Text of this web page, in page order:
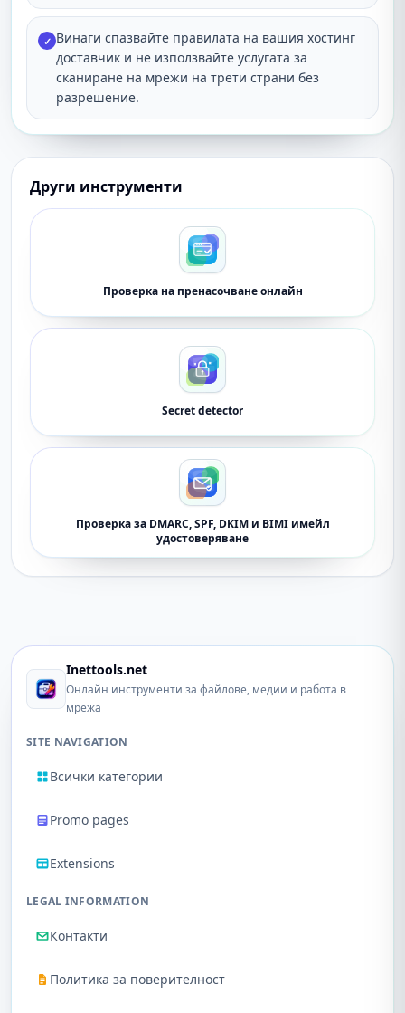
✓ Винаги спазвайте правилата на вашия хостинг
доставчик и не използвайте услугата за
сканиране на мрежи на трети страни без
разрешение.
Други инструменти
Проверка на пренасочване онлайн
Secret detector
Проверка за DMARC, SPF, DKIM и BIMI имейл
удостоверяване
Inettools.net
Онлайн инструменти за файлове, медии и работа в
мрежа
SITE NAVIGATION
Всички категории
Promo pages
Extensions
LEGAL INFORMATION
Контакти
Политика за поверителност